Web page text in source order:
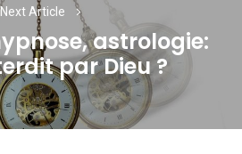
Next Article
Next
post:
astrologie:
par Dieu ?